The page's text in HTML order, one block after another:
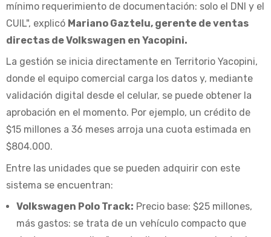
mínimo requerimiento de documentación: solo el DNI y el
CUIL", explicó Mariano Gaztelu, gerente de ventas
directas de Volkswagen en Yacopini.
La gestión se inicia directamente en Territorio Yacopini,
donde el equipo comercial carga los datos y, mediante
validación digital desde el celular, se puede obtener la
aprobación en el momento. Por ejemplo, un crédito de
$15 millones a 36 meses arroja una cuota estimada en
$804.000.
Entre las unidades que se pueden adquirir con este
sistema se encuentran:
Volkswagen Polo Track: Precio base: $25 millones,
más gastos: se trata de un vehículo compacto que